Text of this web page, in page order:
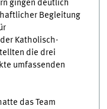
gingen deutlich
Begleitung
Katholisch-
die drei
umfassenden
das Team